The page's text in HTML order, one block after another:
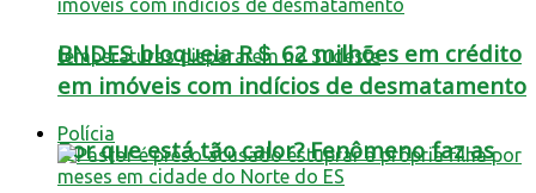
Por que está tão calor? Fenômeno faz as
BNDES bloqueia R＄ 62 milhões em crédito
em imóveis com indícios de desmatamento
Polícia